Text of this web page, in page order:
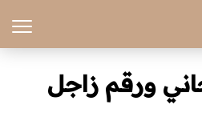
ورقم زاجل